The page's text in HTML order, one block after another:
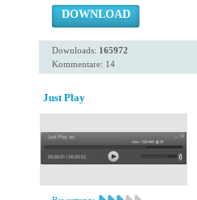
DOWNLOAD
Downloads: 165972
Kommentare: 14
Just Play